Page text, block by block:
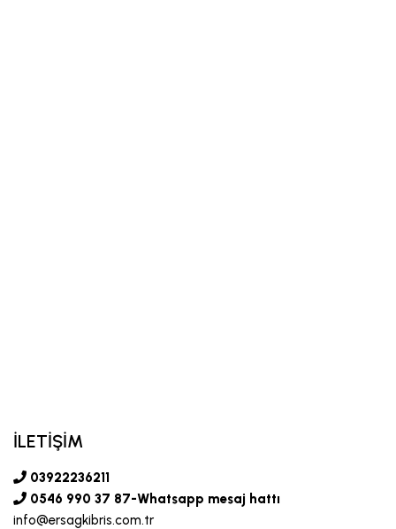
İLETİŞİM
03922236211
0546 990 37 87-Whatsapp mesaj hattı
info@ersagkibris.com.tr